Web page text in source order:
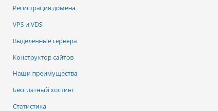
Регистрация домена
VPS и VDS
Выделенные сервера
Конструктор сайтов
Наши преимущества
Бесплатный хостинг
Статистика